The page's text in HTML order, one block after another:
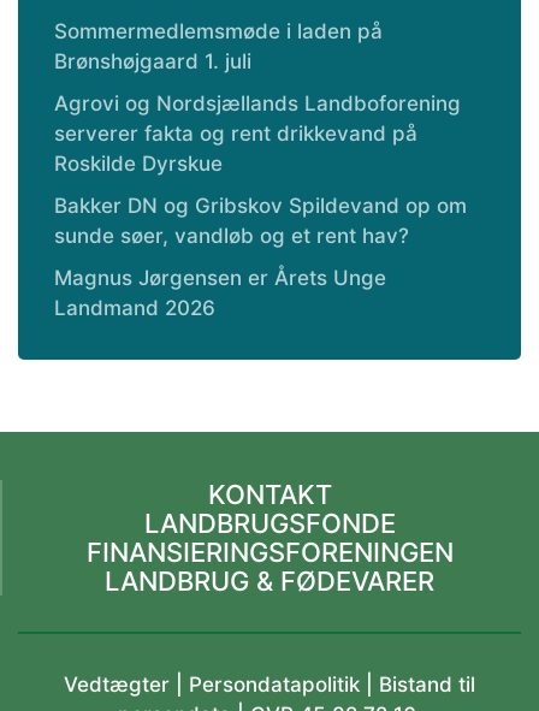
Sommermedlemsmøde i laden på
Brønshøjgaard 1. juli
Agrovi og Nordsjællands Landboforening
serverer fakta og rent drikkevand på
Roskilde Dyrskue
Bakker DN og Gribskov Spildevand op om
sunde søer, vandløb og et rent hav?
Magnus Jørgensen er Årets Unge
Landmand 2026
KONTAKT
LANDBRUGSFONDE
FINANSIERINGSFORENINGEN
LANDBRUG & FØDEVARER
Vedtægter Persondatapolitik | Bistand til